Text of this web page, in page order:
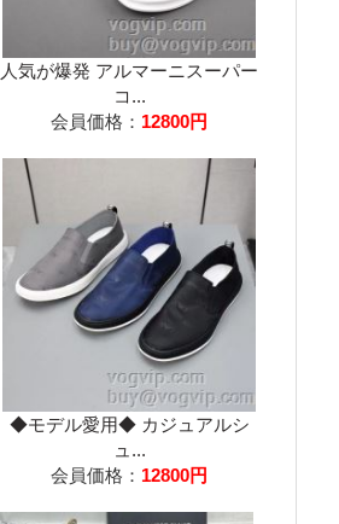
人気が爆発 アルマーニスーパー
コ...
会員価格： 12800円
◆モデル愛用◆ カジュアルシ
ュ...
会員価格： 12800円